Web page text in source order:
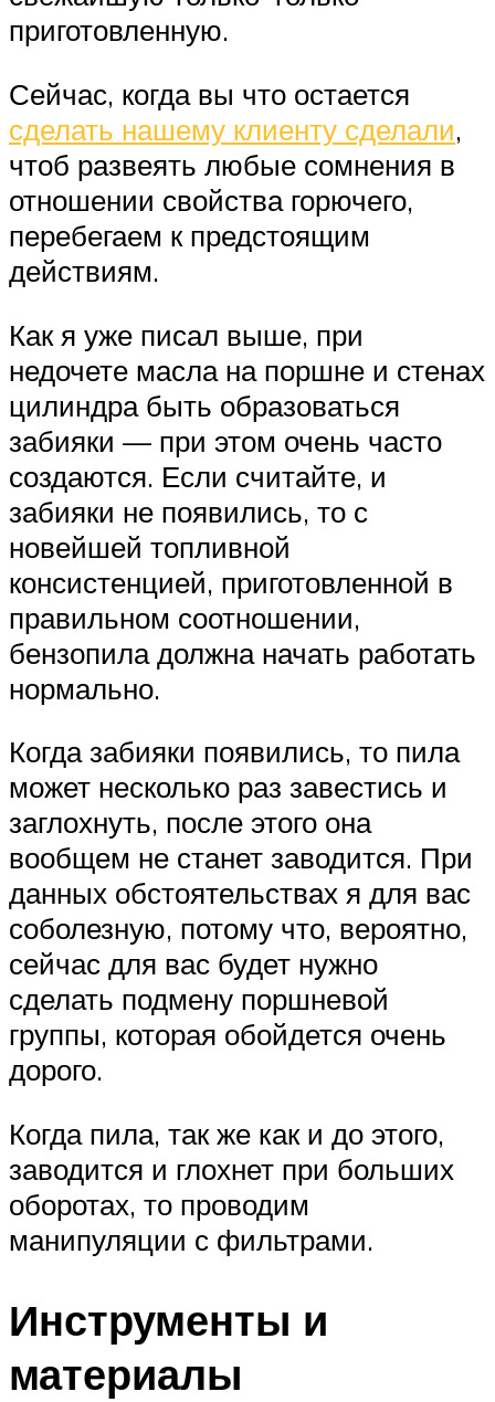
приготовленную.
Сейчас, когда вы что остается
сделать нашему клиенту сделали,
чтоб развеять любые сомнения в
отношении свойства горючего,
перебегаем к предстоящим
действиям.
Как я уже писал выше, при
недочете масла на поршне и стенах
цилиндра быть образоваться
забияки — при этом очень часто
создаются. Если считайте, и
забияки не появились, то с
новейшей топливной
консистенцией, приготовленной в
правильном соотношении,
бензопила должна начать работать
нормально.
Когда забияки появились, то пила
может несколько раз завестись и
заглохнуть, после этого она
вообщем не станет заводится. При
данных обстоятельствах я для вас
соболезную, потому что, вероятно,
сейчас для вас будет нужно
сделать подмену поршневой
группы, которая обойдется очень
дорого.
Когда пила, так же как и до этого,
заводится и глохнет при больших
оборотах, то проводим
манипуляции с фильтрами.
Инструменты и
материалы